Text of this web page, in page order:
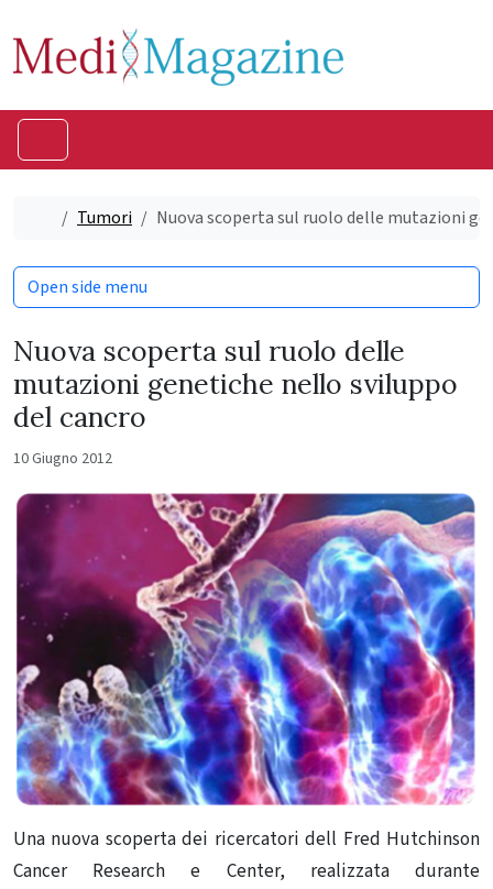
HomeTumori Nuova scoperta sul ruolo delle mutazioni
Nuova scoperta sul ruolo delle
mutazioni genetiche nello sviluppo
del cancro
10 Giugno 2012
Una nuova scoperta dei ricercatori dell Fred Hutchinson
Cancer Research e Center, realizzata durante
Open side menu